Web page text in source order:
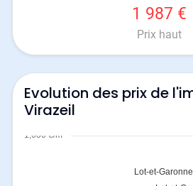
1 987 €
Prix haut
Evolution des prix de
Virazeil